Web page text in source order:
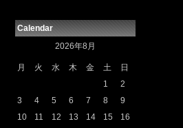
Calendar
2026年8月
月 火 水 木 金 土
日
1
2
3
4 5 6 7 8
9
10
11 12 13 14 15
16